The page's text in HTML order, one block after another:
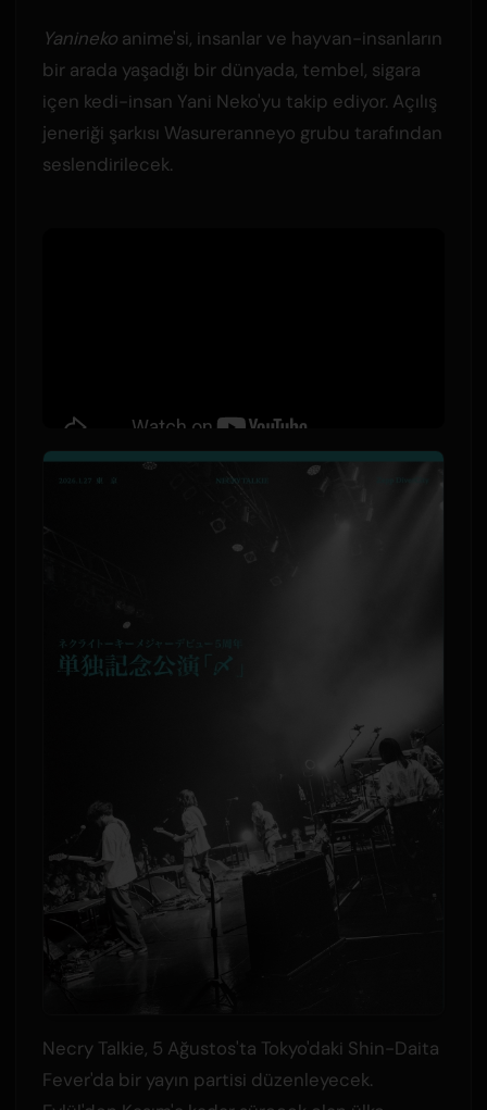
Yaninekoanime'si, insanlar ve hayvan-insanların
bir arada yaşadığı bir dünyada, tembel, sigara
içen kedi-insan Yani Neko'yu takip ediyor. Açılış
jeneriği şarkısı Wasureranneyo grubu tarafından
seslendirilecek.
Necry Talkie, 5 Ağustos'ta Tokyo'daki Shin-Daita
Fever'da bir yayın partisi düzenleyecek.